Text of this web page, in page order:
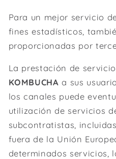
Para un mejor servicio
fines estadísticos,
proporcionadas por
La prestación de
KOMBUCHA a sus
los canales puede
utilización de servicios
subcontratistas,
fuera de la Unión
determinados servicios,